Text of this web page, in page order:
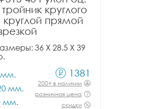
круглого
круглой прямой
36 X 28.5 X 39
мм.
мм.
мм.
1381
200+ в наличии
розничная цена
скидки